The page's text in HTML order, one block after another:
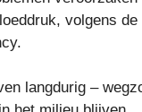
volgens
langdurig –